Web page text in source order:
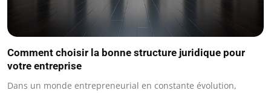
Comment choisir la bonne structure juridique pour
votre entreprise
Dans un monde entrepreneurial en constante évolution,